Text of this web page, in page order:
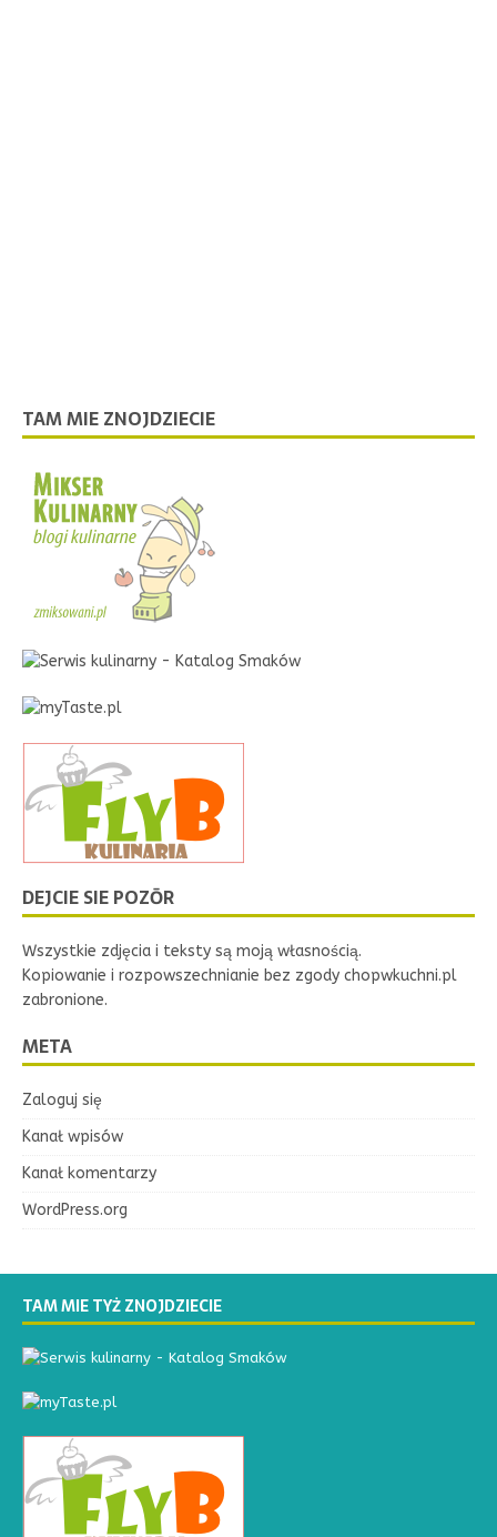
TAM MIE ZNOJDZIECIE
DEJCIE SIE POZŌR
Wszystkie zdjęcia i teksty są moją własnością.
Kopiowanie i rozpowszechnianie bez zgody chopwkuchni.pl
zabronione.
META
Zaloguj się
Kanał wpisów
Kanał komentarzy
WordPress.org
TAM MIE TYŻ ZNOJDZIECIE